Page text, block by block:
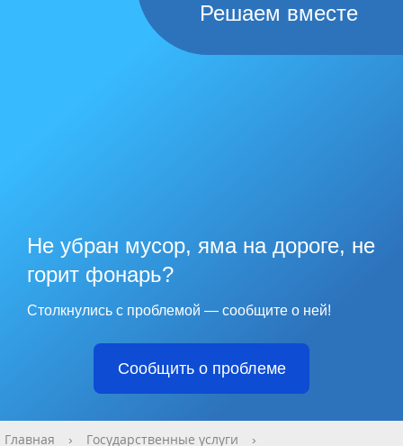
Решаем вместе
Не убран мусор, яма на дороге, не
горит фонарь?
Столкнулись с проблемой — сообщите о ней!
Сообщить о проблеме
Главная › Государственные услуги
›